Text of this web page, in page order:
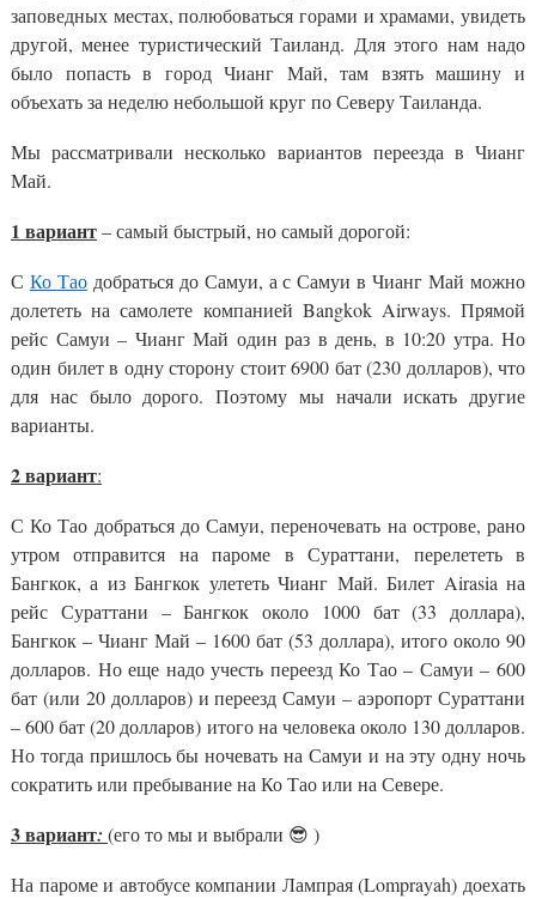
заповедных местах, полюбоваться горами и храмами, увидеть
другой, менее туристический Таиланд. Для этого нам надо
было попасть в город Чианг Май, там взять машину и
объехать за неделю небольшой круг по Северу Таиланда.
Мы рассматривали несколько вариантов переезда в Чианг
Май.
1 вариант– самый быстрый, но самый дорогой:
С Ко Таодобраться до Самуи, а с Самуи в Чианг Май можно
долететь на самолете компанией Bangkok Airways. Прямой
рейс Самуи – Чианг Май один раз в день, в 10:20 утра. Но
один билет в одну сторону стоит 6900 бат (230 долларов), что
для нас было дорого. Поэтому мы начали искать другие
варианты.
2 вариант:
С Ко Тао добраться до Самуи, переночевать на острове, рано
утром отправится на пароме в Сураттани, перелететь в
Бангкок, а из Бангкок улететь Чианг Май. Билет Airasia на
рейс Сураттани – Бангкок около 1000 бат (33 доллара),
Бангкок – Чианг Май – 1600 бат (53 доллара), итого около 90
долларов. Но еще надо учесть переезд Ко Тао – Самуи – 600
бат (или 20 долларов) и переезд Самуи – аэропорт Сураттани
– 600 бат (20 долларов) итого на человека около 130 долларов.
Но тогда пришлось бы ночевать на Самуи и на эту одну ночь
сократить или пребывание на Ко Тао или на Севере.
3 вариант: (его то мы и выбрали 😎 )
На пароме и автобусе компании Лампрая (Lomprayah) доехать